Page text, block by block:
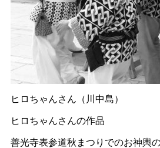
ヒロちゃんさん（川中島）
ヒロちゃんさんの作品
善光寺表参道秋まつりでのお神輿の